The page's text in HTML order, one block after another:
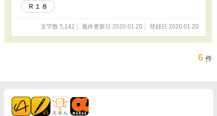
に、何故かラブホに二人で行っちゃう事に。
ぼ、僕どうなっちゃうのー！？ 暗い過去を持っ
てるようでも、エロい田舎の主人公が、あれよ
という間にスパダリヤクザの兄さんに囲われ
のキス①②③ 黒騎士団長の猟犬①② 青龍神の花
嫁 探偵屋の恋女房①② 一番街のスターダスト
Ｒ１８
文字数 5,142 最終更新日 2020.01.20 登録日 2020.01.20
6 件